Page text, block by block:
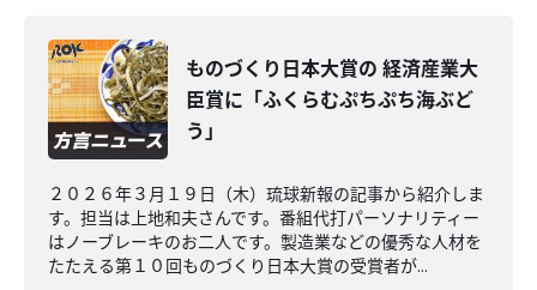
ものづくり日本大賞の 経済産業大
臣賞に「ふくらむぷちぷち海ぶど
う」
２０２６年３月１９日（木）琉球新報の記事から紹介しま
す。担当は上地和夫さんです。番組代打パーソナリティー
はノーブレーキのお二人です。製造業などの優秀な人材を
たたえる第１０回ものづくり日本大賞の受賞者が...